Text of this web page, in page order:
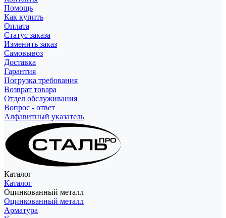
Помощь
Как купить
Оплата
Статус заказа
Изменить заказ
Самовывоз
Доставка
Гарантия
Погрузка требования
Возврат товара
Отдел обслуживания
Вопрос - ответ
Алфавитный указатель
Каталог
Каталог
Оцинкованный металл
Оцинкованный металл
Арматура